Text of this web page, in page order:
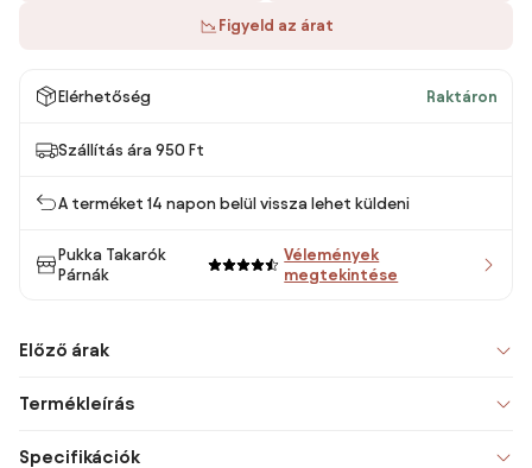
Figyeld az árat
Elérhetőség Raktáron
Szállítás ára 950 Ft
A terméket 14 napon belül vissza lehet küldeni
Pukka Takarók
Párnák
Vélemények
megtekintése
Előző árak
Termékleírás
Specifikációk